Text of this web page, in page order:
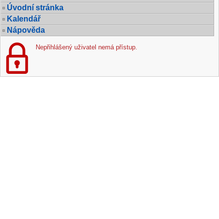
Úvodní stránka
Kalendář
Nápověda
Nepřihlášený uživatel nemá přístup.